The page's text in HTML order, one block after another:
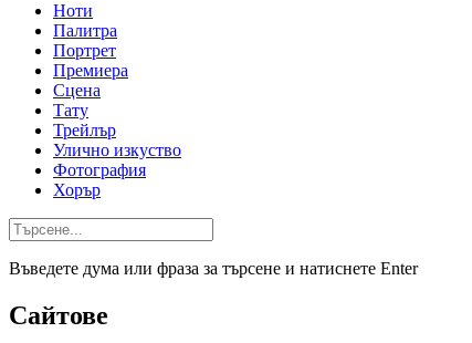
Ноти
Палитра
Портрет
Премиера
Сцена
Тату
Трейлър
Улично изкуство
Фотография
Хорър
Въведете дума или фраза за търсене и натиснете Enter
Сайтове